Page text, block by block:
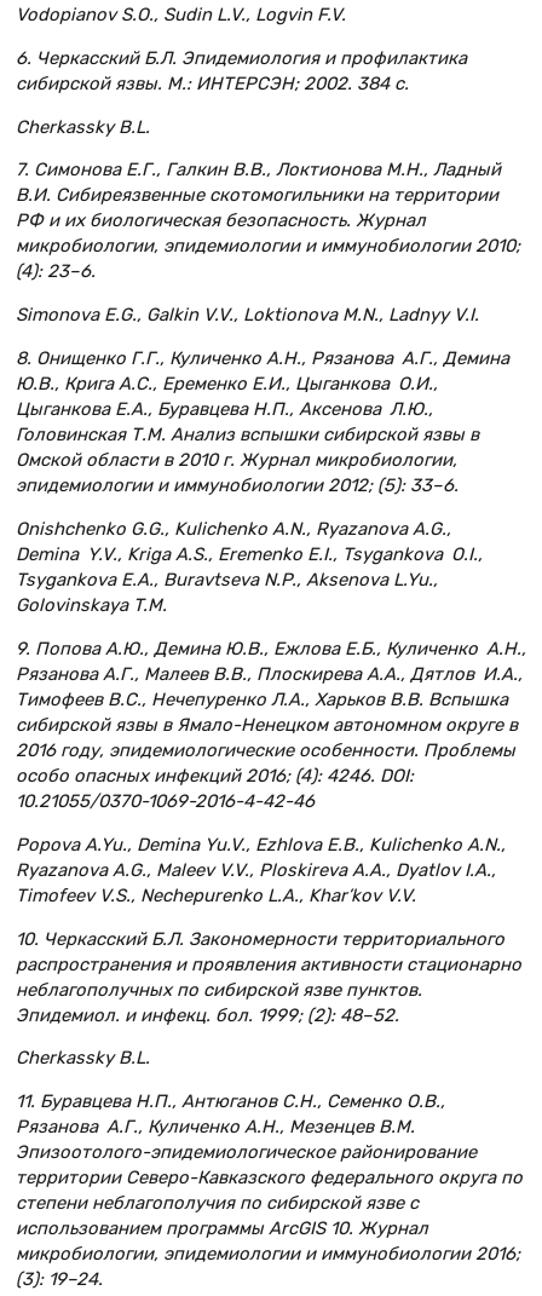
Vodopianov S.O., Sudin L.V., Logvin F.V.
6. Черкасский Б.Л. Эпидемиология и профилактика
сибирской язвы. М.: ИНТЕРСЭН; 2002. 384 с.
Cherkassky B.L.
7. Симонова Е.Г., Галкин В.В., Локтионова М.Н., Лад­ный
В.И. Сибиреязвенные скотомогильники на территории
РФ и их биологическая безопасность. Журнал
микробиологии, эпидемиологии и иммунобиологии 2010;
(4): 23–6.
Simonova E.G., Galkin V.V., Loktionova M.N., Ladnyy V.I.
8. Онищенко Г.Г., Куличенко А.Н., Рязанова А.Г., Демина
Ю.В., Крига А.С., Еременко Е.И., Цыган­кова О.И.,
Цыганкова Е.А., Буравцева Н.П., Аксе­нова Л.Ю.,
Головинская Т.М. Анализ вспышки сибирской язвы в
Омской области в 2010 г. Журнал микробиологии,
эпидемиологии и иммунобиологии 2012; (5): 33–6.
Onishchenko G.G., Kulichenko A.N., Ryazanova A.G.,
Demina Y.V., Kriga A.S., Eremenko E.I., Tsygankova O.I.,
Tsygankova E.A., Buravtseva N.P., Aksenova L.Yu.,
Golovinskaya T.M.
9. Попова А.Ю., Демина Ю.В., Ежлова Е.Б., Куличенко А.Н.,
Рязанова А.Г., Малеев В.В., Плоскирева А.А., Дят­лов И.А.,
Тимофеев В.С., Нечепуренко Л.А., Харьков В.В. Вспышка
сибирской язвы в Ямало-Ненецком автономном округе в
2016 году, эпидемиологические особенности. Проблемы
особо опасных инфекций 2016; (4): 4246. DOI:
10.21055/0370-1069-2016-4-42-46
Popova A.Yu., Demina Yu.V., Ezhlova E.B., Kulichenko A.N.,
Ryazanova A.G., Maleev V.V., Ploskireva A.A., Dyatlov I.A.,
Timofeev V.S., Nechepurenko L.A., Khar’kov V.V.
10. Черкасский Б.Л. Закономерности территориального
распространения и проявления активности стационарно
неблагополучных по сибирской язве пунктов.
Эпидемиол. и инфекц. бол. 1999; (2): 48–52.
Cherkassky B.L.
11. Буравцева Н.П., Антюганов С.Н., Семенко О.В.,
Рязанова А.Г., Куличенко А.Н., Мезенцев В.М.
Эпизоотолого-эпидемиологическое районирование
территории Северо-Кавказского федерального округа по
степени неблагополучия по сибирской язве с
использованием программы ArcGIS 10. Журнал
микробиологии, эпидемиологии и иммунобиологии 2016;
(3): 19–24.